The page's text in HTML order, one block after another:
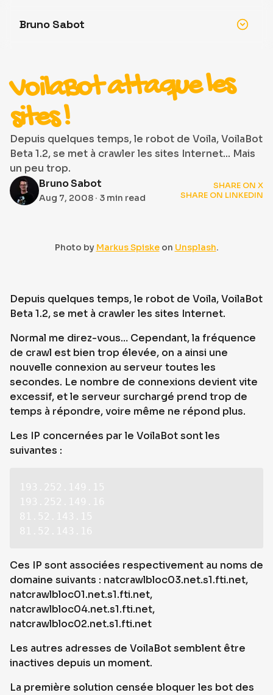
Bruno Sabot
VoilaBot attaque les
sites !
Depuis quelques temps, le robot de Voila, VoilaBot
Beta 1.2, se met à crawler les sites Internet... Mais
un peu trop.
Bruno Sabot
Aug 7, 2008 · 3 min read
SHARE ON X
SHARE ON LINKEDIN
Photo by Markus Spiskeon Unsplash.
Depuis quelques temps, le robot de Voila, VoilaBot
Beta 1.2, se met à crawler les sites Internet.
Normal me direz-vous… Cependant, la fréquence
de crawl est bien trop élevée, on a ainsi une
nouvelle connexion au serveur toutes les
secondes. Le nombre de connexions devient vite
excessif, et le serveur surchargé prend trop de
temps à répondre, voire même ne répond plus.
Les IP concernées par le VoilaBot sont les
suivantes :
193.252.149.15
193.252.149.16
81.52.143.15
81.52.143.16
Ces IP sont associées respectivement au noms de
domaine suivants : natcrawlbloc03.net.s1.fti.net,
natcrawlbloc01.net.s1.fti.net,
natcrawlbloc04.net.s1.fti.net,
natcrawlbloc02.net.s1.fti.net
Les autres adresses de VoilaBot semblent être
inactives depuis un moment.
La première solution censée bloquer les bot des